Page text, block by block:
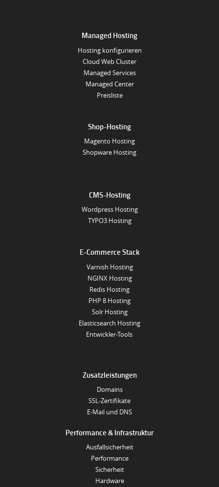
Managed Hosting
Hosting konfigurieren
Cloud Web Cluster
Managed Services
Managed Center
Preisliste
Shop-Hosting
Magento Hosting
Shopware Hosting
CMS-Hosting
Wordpress Hosting
TYPO3 Hosting
E-Commerce Stack
Varnish Hosting
NGINX Hosting
Redis Hosting
PHP 8 Hosting
Solr Hosting
Elasticsearch Hosting
Entwickler-Tools
Zusatzleistungen
Domains
SSL-Zertifikate
E-Mail und DNS
Performance & Infrastruktur
Ausfallsicherheit
Performance
Sicherheit
Hardware